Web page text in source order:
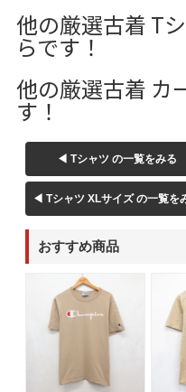
Youtube 古着屋Rush
ご利用案内
お客様の声
レビュー1万件突破
お気に入りリスト
会員登録
メルマガ登録
会社概要
店舗一覧
古着卸売
プライバシーポリシー
他の厳選古着 T
らです！
他の厳選古着 カ
す！
◀ Tシャツ の一覧をみる
◀ Tシャツ XLサイズ の一覧を
おすすめ商品